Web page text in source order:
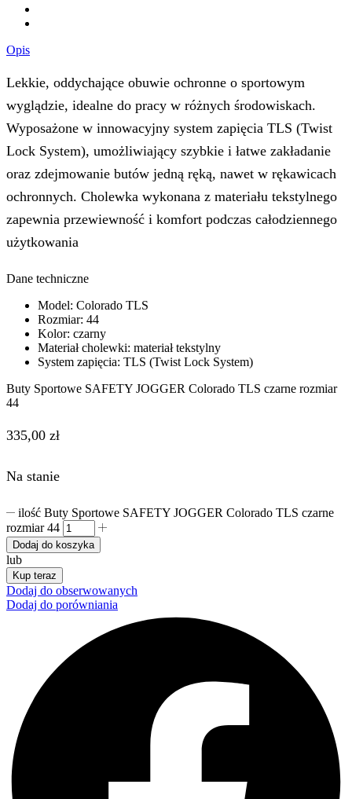
Opis
Lekkie, oddychające obuwie ochronne o sportowym
wyglądzie, idealne do pracy w różnych środowiskach.
Wyposażone w innowacyjny system zapięcia TLS (Twist
Lock System), umożliwiający szybkie i łatwe zakładanie
oraz zdejmowanie butów jedną ręką, nawet w rękawicach
ochronnych. Cholewka wykonana z materiału tekstylnego
zapewnia przewiewność i komfort podczas całodziennego
użytkowania
Dane techniczne
Model: Colorado TLS
Rozmiar: 44
Kolor: czarny
Materiał cholewki: materiał tekstylny
System zapięcia: TLS (Twist Lock System)
Buty Sportowe SAFETY JOGGER Colorado TLS czarne rozmiar
44
335,00 zł
Na stanie
ilość Buty Sportowe SAFETY JOGGER Colorado TLS czarne
rozmiar 44
Dodaj do koszyka
lub
Kup teraz
Dodaj do obserwowanych
Dodaj do porówniania